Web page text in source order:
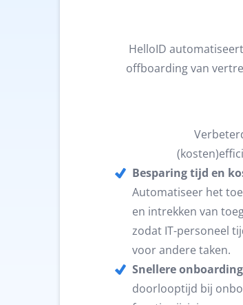
HelloID
offboarding van
Besparing tijd en
Automatiseer het
en intrekken van
zodat IT-personeel
voor andere taken.
Snellere
doorlooptijd bij